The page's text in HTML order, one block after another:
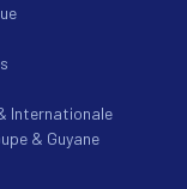
Internationale
& Guyane